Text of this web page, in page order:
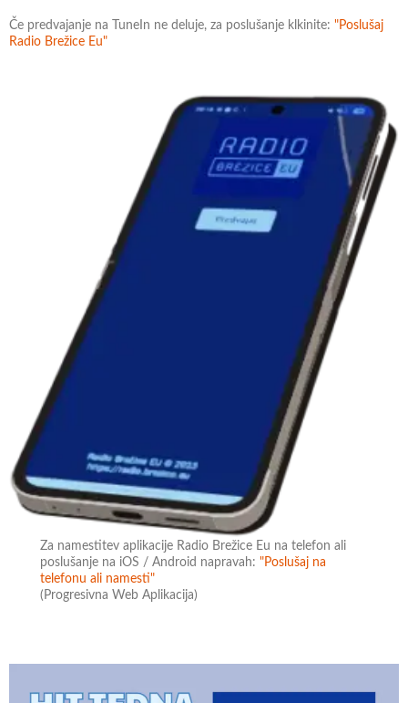
Če predvajanje na TuneIn ne deluje, za poslušanje klkinite: "Poslušaj
Radio Brežice Eu"
Za namestitev aplikacije Radio Brežice Eu na telefon ali
poslušanje na iOS / Android napravah:"Poslušaj na
telefonu ali namesti"
(Progresivna Web Aplikacija)